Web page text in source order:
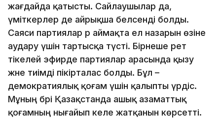
жағдайда қатысты. Сайлаушылар да,
үміткерлер де айрықша белсенді болды.
Саяси партиялар әр аймақта ел назарын өзіне
аудару үшін тартысқа түсті. Бірнеше рет
тікелей эфирде партиялар арасында қызу
және тиімді пікірталас болды. Бұл –
демократиялық қоғам үшін қалыпты үрдіс.
Мұның бәрі Қазақстанда ашық азаматтық
қоғамның нығайып келе жатқанын көрсетті.